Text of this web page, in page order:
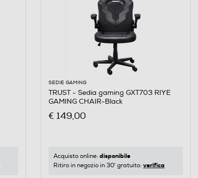
SEDIE GAMING
TRUST - Sedia gaming GXT703 RIYE
GAMING CHAIR-Black
€ 149,00
Acquisto online: disponibile
Ritiro in negozio in 30' gratuito: verifica